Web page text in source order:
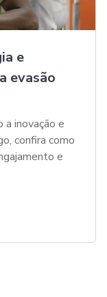
e
evasão
a inovação e
confira como
e